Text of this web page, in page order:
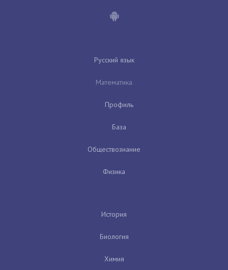
Русский язык
Математика
Профиль
База
Обществознание
Физика
История
Биология
Химия